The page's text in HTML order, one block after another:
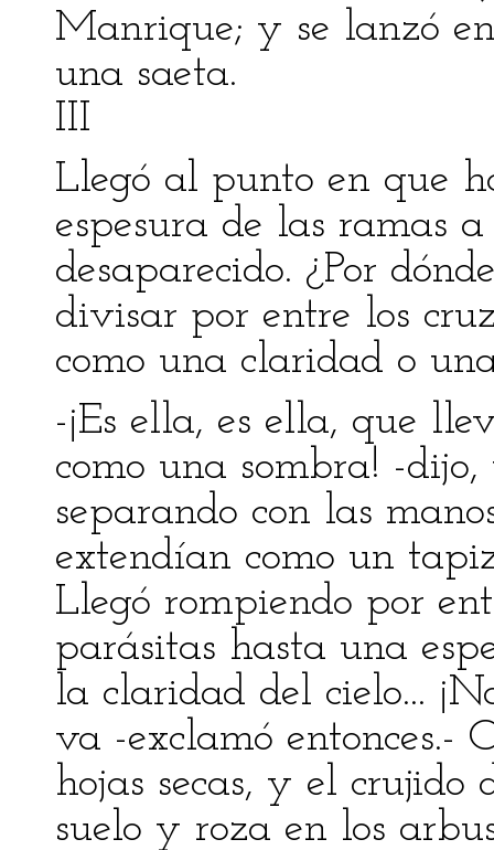
Manrique; y se lanzó
una saeta.
III
Llegó al punto en que
espesura de las ramas
desaparecido. ¿Por
divisar por entre los
como una claridad o
-¡Es ella, es ella, que
como una sombra! -
separando con las
extendían como un
Llegó rompiendo por
parásitas hasta una
la claridad del cielo...
va -exclamó entonces.-
hojas secas, y el
suelo y roza en los